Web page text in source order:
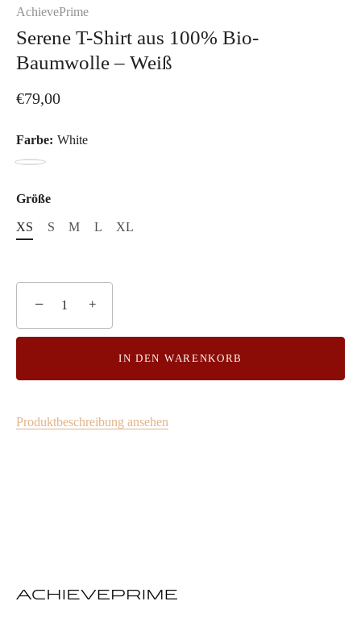
AchievePrime
Serene T-Shirt aus 100% Bio-
Baumwolle – Weiß
€79,00
Farbe: White
White
Größe
XS S M L XL
− +
IN DEN WARENKORB
Produktbeschreibung ansehen